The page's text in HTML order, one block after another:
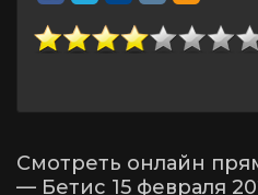
Смотреть онлайн
— Бетис 15 февраля